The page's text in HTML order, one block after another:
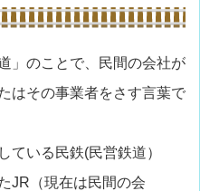
」のことで、民間の会社が
はその事業者をさす言葉で
ている民鉄(民営鉄道）
JR（現在は民間の会